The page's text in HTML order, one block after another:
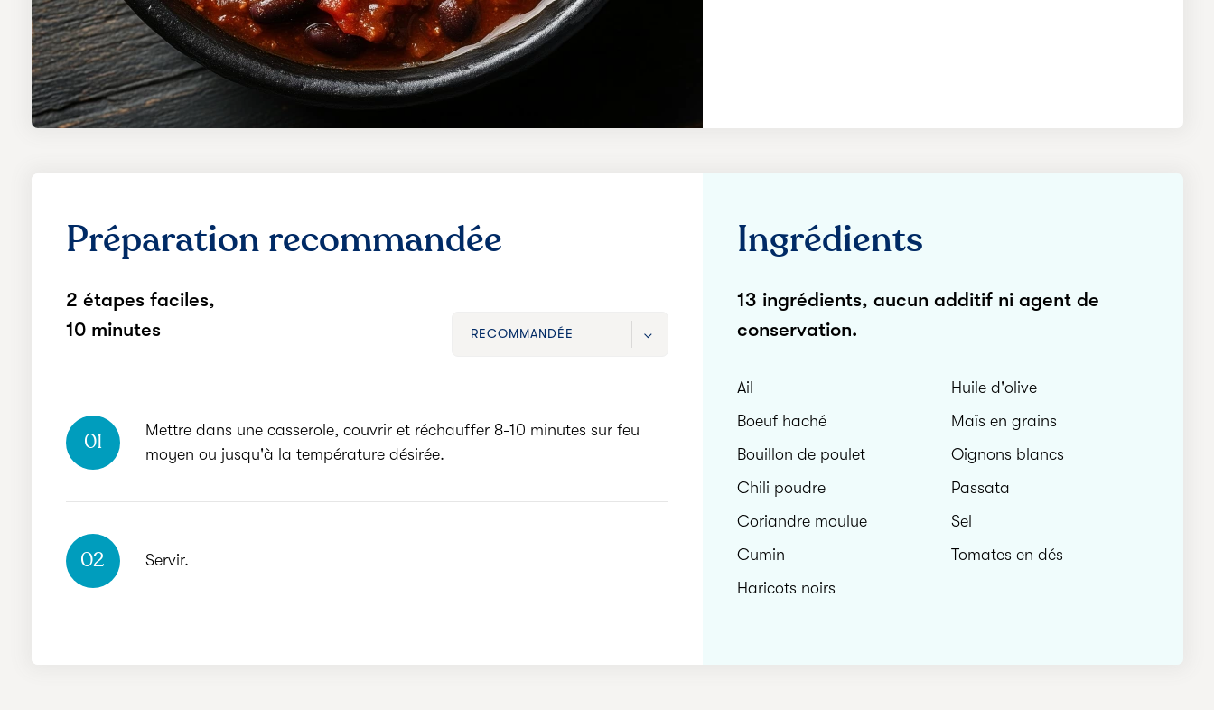
Préparation recommandée
RECOMMANDÉE
2 étapes faciles,
10 minutes
01
Mettre dans une casserole, couvrir et réchauffer 8-10 minutes sur feu
moyen ou jusqu'à la température désirée.
02 Servir.
Ingrédients
13 ingrédients, aucun additif ni agent de
conservation.
Ail
Boeuf haché
Bouillon de poulet
Chili poudre
Coriandre moulue
Cumin
Haricots noirs
Huile d'olive
Maïs en grains
Oignons blancs
Passata
Sel
Tomates en dés